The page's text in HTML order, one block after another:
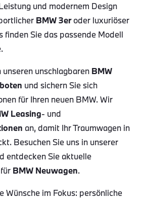
und modernem Design
BMW 3eroder luxuriöser
finden Sie das passende Modell
unschlagbaren BMW
und sichern Sie sich
für Ihren neuen BMW. Wir
Leasing- und
an, damit Ihr Traumwagen in
Besuchen Sie uns in unserer
entdecken Sie aktuelle
für BMW Neuwagen.
Wünsche im Fokus: persönliche